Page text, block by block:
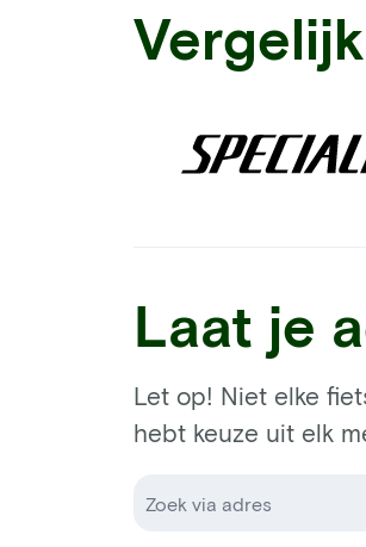
Laat je
Let op! Niet elke
hebt keuze uit elk